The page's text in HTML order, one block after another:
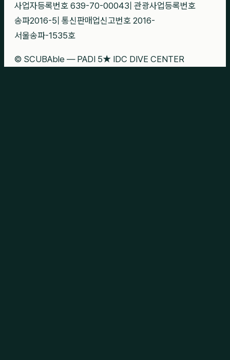
사업자등록번호 639-70-00043 관광사업등록번호
송파2016-5 통신판매업신고번호 2016-
서울송파-1535호
© SCUBAble — PADI 5★ IDC DIVE CENTER